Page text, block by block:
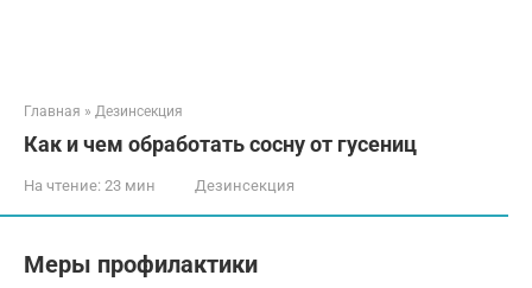
Главная » Дезинсекция
Как и чем обработать сосну от гусениц
На чтение: 23 мин Дезинсекция
Меры профилактики